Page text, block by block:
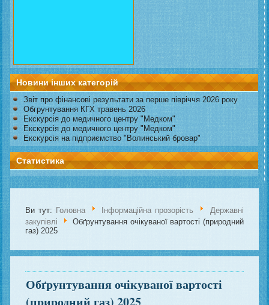
Новини інших категорій
Звіт про фінансові результати за перше півріччя 2026 року
Обгрунтування КГХ травень 2026
Екскурсія до медичного центру "Медком"
Екскурсія до медичного центру "Медком"
Екскурсія на підприємство "Волинський бровар"
Статистика
Ви тут: Головна Інформаційна прозорість
Державні
закупівлі
Обґрунтування очікуваної вартості (природний
газ) 2025
Обґрунтування очікуваної вартості